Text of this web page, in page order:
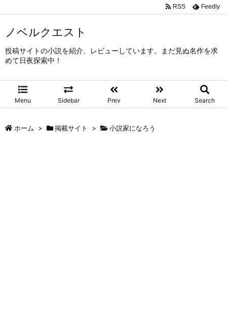
ノベルクエスト
投稿サイトの小説を紹介、レビューしています。まだ見ぬ名作を求
めて日夜探索中！
Menu Sidebar Prev Next Search
RSS Feedly
ホーム > 掲載サイト > 小説家になろう